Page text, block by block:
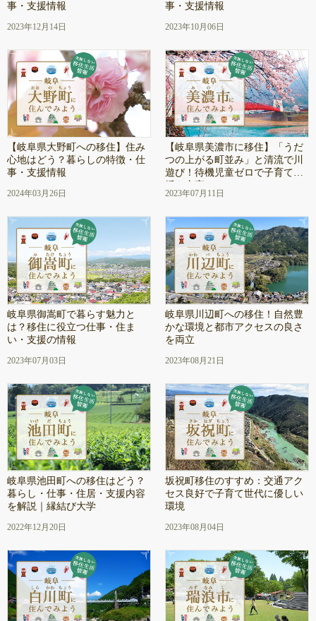
事・支援情報
2023年12月14日
事・支援情報
2023年10月06日
【岐阜県大野町への移住】住み
心地はどう？暮らしの特徴・仕
事・支援情報
2024年03月26日
【岐阜県美濃市に移住】「うだ
つの上がる町並み」と清流で川
遊び！待機児童ゼロで子育て支
2023年07月11日
岐阜県御嵩町で暮らす魅力と
は？移住に役立つ仕事・住ま
い・支援の情報
2023年07月03日
岐阜県川辺町への移住！自然豊
かな環境と都市アクセスの良さ
を両立
2023年08月21日
岐阜県池田町への移住はどう？
暮らし・仕事・住居・支援内容
を解説｜縁結び大学
2022年12月20日
坂祝町移住のすすめ：交通アク
セス良好で子育て世代に優しい
環境
2023年08月04日